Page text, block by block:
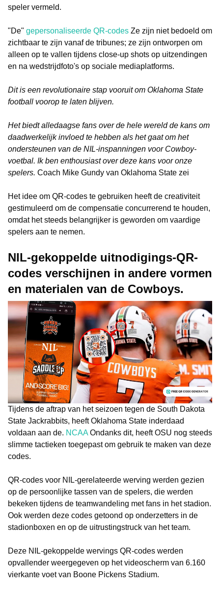
speler vermeld.
"De" gepersonaliseerde QR-codes Ze zijn niet bedoeld om
zichtbaar te zijn vanaf de tribunes; ze zijn ontworpen om
alleen op te vallen tijdens close-up shots op uitzendingen
en na wedstrijdfoto's op sociale mediaplatforms.
Dit is een revolutionaire stap vooruit om Oklahoma State
football voorop te laten blijven.
Het biedt alledaagse fans over de hele wereld de kans om
daadwerkelijk invloed te hebben als het gaat om het
ondersteunen van de NIL-inspanningen voor Cowboy-
voetbal. Ik ben enthousiast over deze kans voor onze
spelers. Coach Mike Gundy van Oklahoma State zei
Het idee om QR-codes te gebruiken heeft de creativiteit
gestimuleerd om de compensatie concurrerend te houden,
omdat het steeds belangrijker is geworden om vaardige
spelers aan te nemen.
NIL-gekoppelde uitnodigings-QR-
codes verschijnen in andere vormen
en materialen van de Cowboys.
Tijdens de aftrap van het seizoen tegen de South Dakota
State Jackrabbits, heeft Oklahoma State inderdaad
voldaan aan de. NCAA Ondanks dit, heeft OSU nog steeds
slimme tactieken toegepast om gebruik te maken van deze
codes.
QR-codes voor NIL-gerelateerde werving werden gezien
op de persoonlijke tassen van de spelers, die werden
bekeken tijdens de teamwandeling met fans in het stadion.
Ook werden deze codes getoond op onderzetters in de
stadionboxen en op de uitrustingstruck van het team.
Deze NIL-gekoppelde wervings QR-codes werden
opvallender weergegeven op het videoscherm van 6.160
vierkante voet van Boone Pickens Stadium.